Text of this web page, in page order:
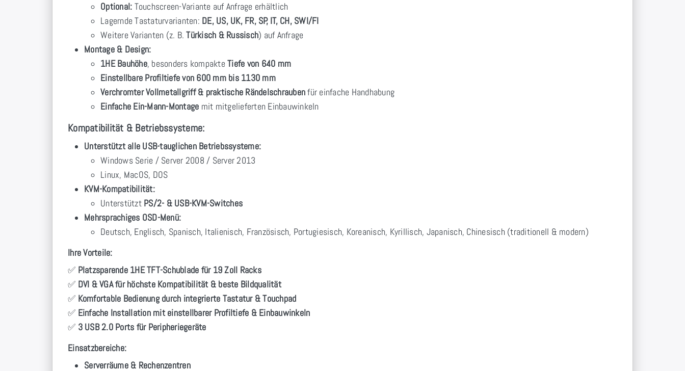
Optional: Touchscreen-Variante auf Anfrage erhältlich
Lagernde Tastaturvarianten: DE, US, UK, FR, SP, IT, CH, SWI/FI
Weitere Varianten (z. B.Türkisch & Russisch) auf Anfrage
Montage & Design:
1HE Bauhöhe, besonders kompakte Tiefe von 640 mm
Einstellbare Profiltiefe von 600 mm bis 1130 mm
Verchromter Vollmetallgriff & praktische Rändelschraubenfür einfache Handhabung
Einfache Ein-Mann-Montage mit mitgelieferten Einbauwinkeln
Kompatibilität & Betriebssysteme:
Unterstützt alle USB-tauglichen Betriebssysteme:
Windows Serie / Server 2008 / Server 2013
Linux, MacOS, DOS
KVM-Kompatibilität:
Unterstützt PS/2- & USB-KVM-Switches
Mehrsprachiges OSD-Menü:
Deutsch, Englisch, Spanisch, Italienisch, Französisch, Portugiesisch, Koreanisch, Kyrillisch, Japanisch, Chinesisch (traditionell & modern)
Ihre Vorteile:
✅ Platzsparende 1HE TFT-Schublade für 19 Zoll Racks
✅ DVI & VGA für höchste Kompatibilität & beste Bildqualität
✅ Komfortable Bedienung durch integrierte Tastatur & Touchpad
✅ Einfache Installation mit einstellbarer Profiltiefe & Einbauwinkeln
✅ 3 USB 2.0 Ports für Peripheriegeräte
Einsatzbereiche:
Serverräume & Rechenzentren